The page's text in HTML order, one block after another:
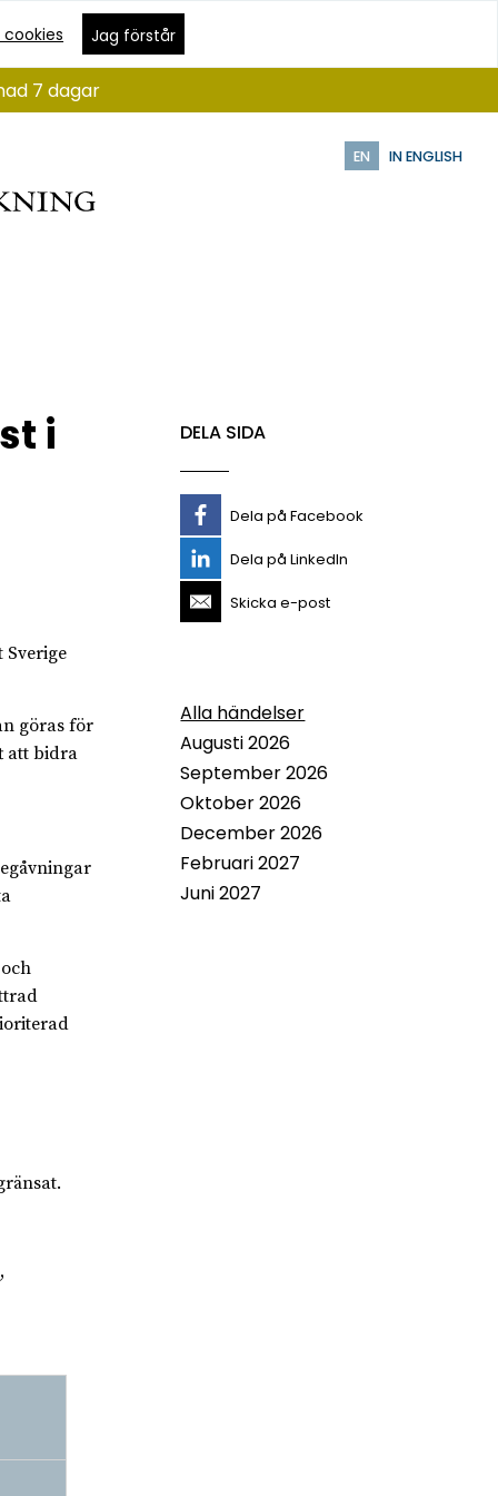
Jag förstår
EN IN ENGLISH
7 dagar
i
Sverige
göras för
att bidra
DELA SIDA
Dela på Facebook
Dela på LinkedIn
Skicka e-post
Alla händelser
Augusti 2026
September 2026
Oktober 2026
December 2026
Februari 2027
Juni 2027